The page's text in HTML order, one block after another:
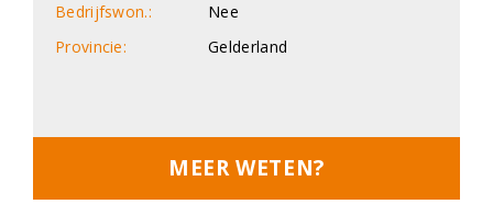
Bedrijfswon.:
Nee
Provincie:
Gelderland
MEER WETEN?